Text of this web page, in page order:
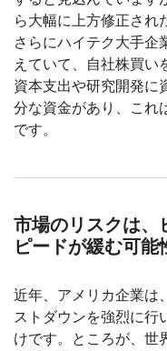
ら大幅に上方修正され
さらにハイテク大手企
えていて、自社株買い
資本支出や研究開発に
分な資金があり、これ
です。
市場のリスクは、
ピードが緩む可能
近年、アメリカ企業は
ストダウンを強烈に行
けです。ところが、世